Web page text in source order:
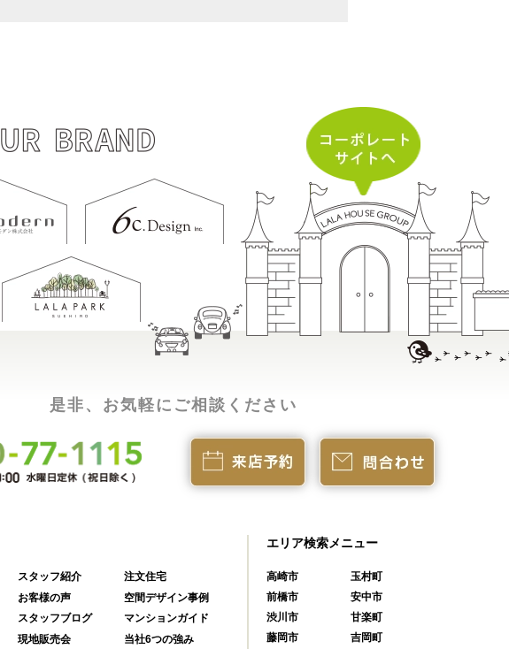
是非、お気軽にご相談ください
スタッフ紹介
お客様の声
スタッフブログ
現地販売会
注文住宅
空間デザイン事例
マンションガイド
当社6つの強み
エリア検索メニュー
高崎市
前橋市
渋川市
藤岡市
玉村町
安中市
甘楽町
吉岡町